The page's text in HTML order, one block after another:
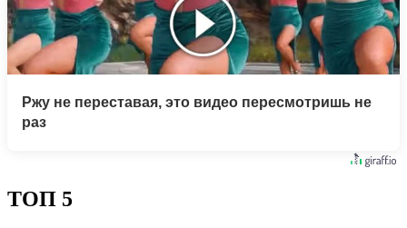
Ржу не переставая, это видео пересмотришь не
раз
ТОП 5